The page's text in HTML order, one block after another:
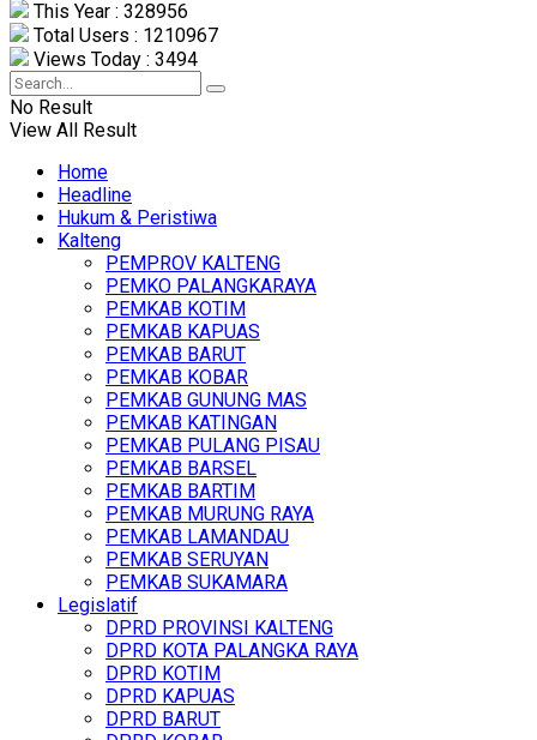
This Year : 328956
Total Users : 1210967
Views Today : 3494
No Result
View All Result
Home
Headline
Hukum & Peristiwa
Kalteng
PEMPROV KALTENG
PEMKO PALANGKARAYA
PEMKAB KOTIM
PEMKAB KAPUAS
PEMKAB BARUT
PEMKAB KOBAR
PEMKAB GUNUNG MAS
PEMKAB KATINGAN
PEMKAB PULANG PISAU
PEMKAB BARSEL
PEMKAB BARTIM
PEMKAB MURUNG RAYA
PEMKAB LAMANDAU
PEMKAB SERUYAN
PEMKAB SUKAMARA
Legislatif
DPRD PROVINSI KALTENG
DPRD KOTA PALANGKA RAYA
DPRD KOTIM
DPRD KAPUAS
DPRD BARUT